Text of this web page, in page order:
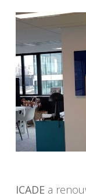
ICADEa